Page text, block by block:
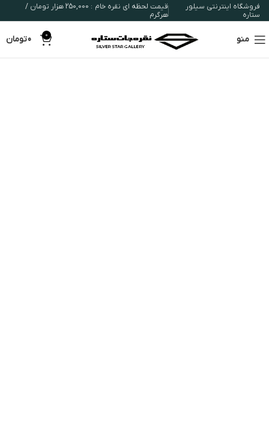
فروشگاه اینترنتی سیلور
ستاره
قیمت لحظه ای نقره خام : 250,000 هزار تومان /
هرگرم
منو 0
0تومان